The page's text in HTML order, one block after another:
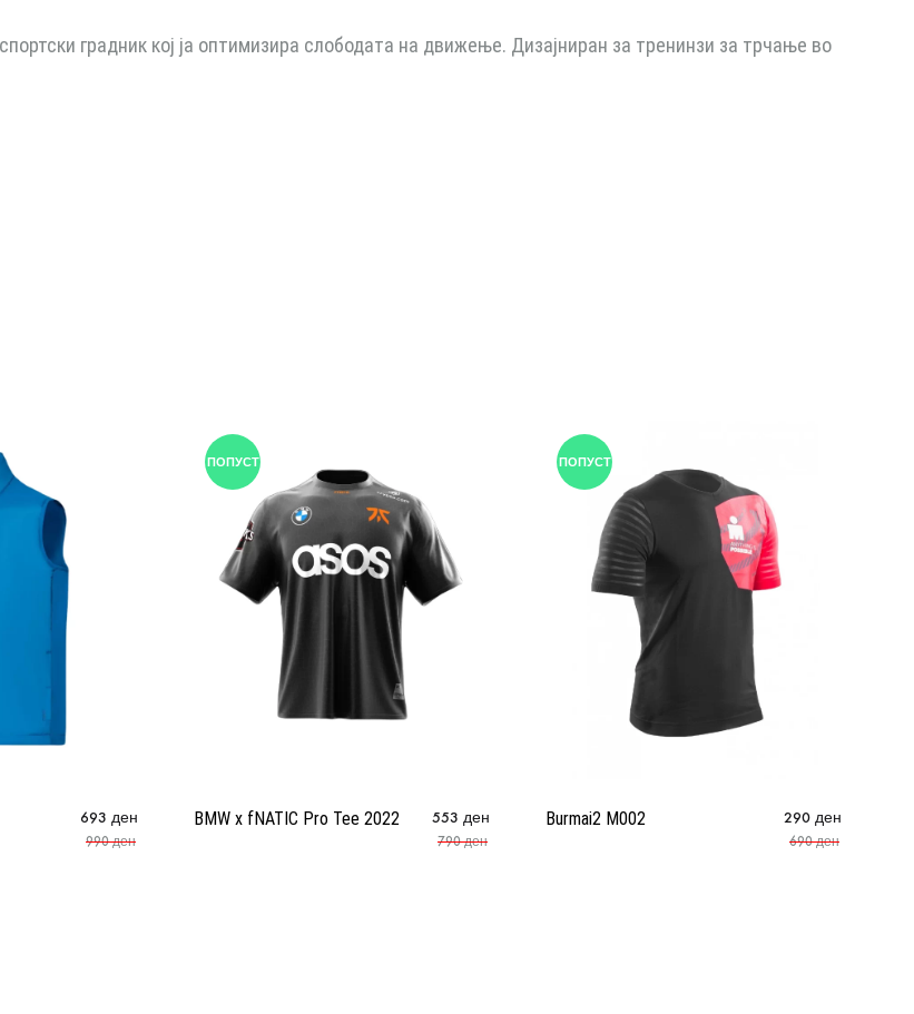
градник кој ја оптимизира слободата на движење. Дизајниран за тренинзи за трчање во
693 ден
990ден
ПОПУСТ
BMW x fNATIC Pro Tee 2022 553 ден
790ден
ПОПУСТ
Burmai2 M002 290 ден
690ден